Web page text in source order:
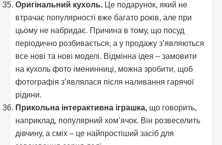
Оригінальний кухоль. Це подарунок, який не
втрачає популярності вже багато років, але при
цьому не набридає. Причина в тому, що посуд
періодично розбивається, а у продажу з’являються
все нові та нові моделі. Відмінна ідея – замовити
на кухоль фото іменинниці, можна зробити, щоб
фотографія з’являлася після наливання гарячої
рідини.
Прикольна інтерактивна іграшка, що говорить,
наприклад, популярний хом’ячок. Він розвеселить
дівчину, а сміх – це найпростіший засіб для